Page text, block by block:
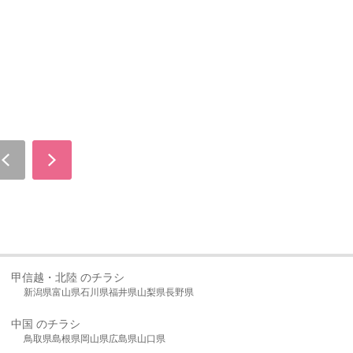
甲信越・北陸 のチラシ
新潟県富山県石川県福井県山梨県長野県
中国 のチラシ
鳥取県島根県岡山県広島県山口県